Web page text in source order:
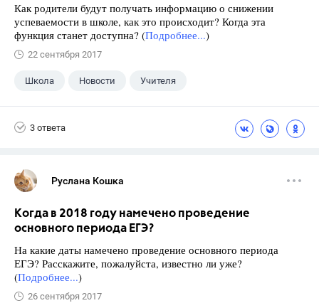
Как родители будут получать информацию о снижении
успеваемости в школе, как это происходит? Когда эта
функция станет доступна? (Подробнее...)
22 сентября 2017
Школа Новости Учителя
3 ответа
Руслана Кошка
Когда в 2018 году намечено проведение
основного периода ЕГЭ?
На какие даты намечено проведение основного периода
ЕГЭ? Расскажите, пожалуйста, известно ли уже?
(Подробнее...)
26 сентября 2017